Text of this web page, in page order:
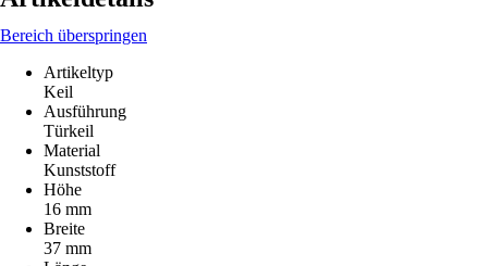
Bereich überspringen
Artikeltyp
Keil
Ausführung
Türkeil
Material
Kunststoff
Höhe
16 mm
Breite
37 mm